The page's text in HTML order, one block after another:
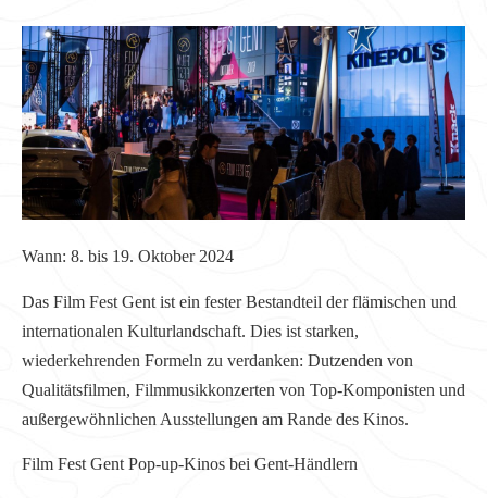
Wann: 8. bis 19. Oktober 2024
Das Film Fest Gent ist ein fester Bestandteil der flämischen und
internationalen Kulturlandschaft. Dies ist starken,
wiederkehrenden Formeln zu verdanken: Dutzenden von
Qualitätsfilmen, Filmmusikkonzerten von Top-Komponisten und
außergewöhnlichen Ausstellungen am Rande des Kinos.
Film Fest Gent Pop-up-Kinos bei Gent-Händlern